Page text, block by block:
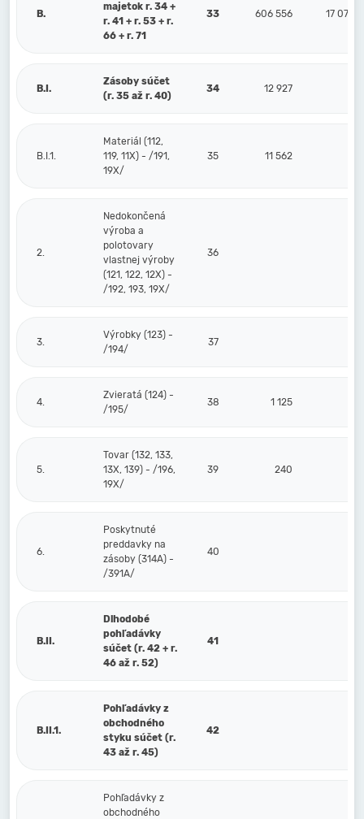
B.
majetok r. 34 +
r. 41 + r. 53 + r.
66 + r. 71
33 606 556 17 070
B.I.
Zásoby súčet
(r. 35 až r. 40)
34 12 927
B.I.1.
Materiál (112,
119, 11X) - /191,
19X/
35 11 562
2.
Nedokončená
výroba a
polotovary
vlastnej výroby
(121, 122, 12X) -
/192, 193, 19X/
36
3.
Výrobky (123) -
/194/
37
4.
Zvieratá (124) -
/195/
38 1 125
5.
Tovar (132, 133,
13X, 139) - /196,
19X/
39 240
6.
Poskytnuté
preddavky na
zásoby (314A) -
/391A/
40
B.II.
Dlhodobé
pohľadávky
súčet (r. 42 + r.
46 až r. 52)
41
B.II.1.
Pohľadávky z
obchodného
styku súčet (r.
43 až r. 45)
42
Pohľadávky z
obchodného